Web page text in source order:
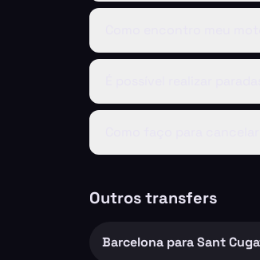
Outros transfers
Barcelona para Sant